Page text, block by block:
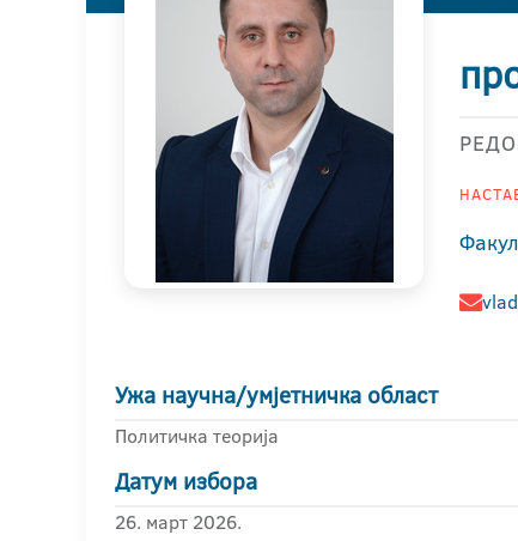
Ужа научна/умјетничка област
Политичка теорија
Датум избора
26. март 2026.